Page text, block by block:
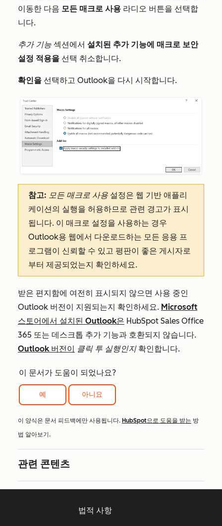
이동한 다음 모든 매크로 사용 라디오 버튼을 선택합
니다.
추가 기능 섹션에서 설치된 추가 기능에 매크로 보안
설정 적용을 선택 취소합니다.
확인을 선택하고 Outlook을 다시 시작합니다.
참고: 모든 매크로 사용 설정은 웹 기반 애플리
케이션의 실행을 허용하므로 관련 경고가 표시
됩니다. 이 매크로 설정을 사용하는 경우
Outlook용 웹에서 다운로드하는 모든 응용 프
로그램이 신뢰할 수 있고 평판이 좋은 게시자로
부터 제공되었는지 확인하세요.
받은 편지함에 여전히 표시되지 않으면 사용 중인
Outlook 버전이 지원되는지 확인하세요. Microsoft
스토어에서 설치된 Outlook은 HubSpot Sales Office
365 또는 데스크톱 추가 기능과 호환되지 않습니다.
Outlook 버전이 클릭 투 실행인지확인합니다.
이 문서가 도움이 되었나요?
예 아니요
이 양식은 문서 피드백에만 사용됩니다. HubSpot으로 도움을 받는 방
법 알아보기.
관련 콘텐츠
법적 사항